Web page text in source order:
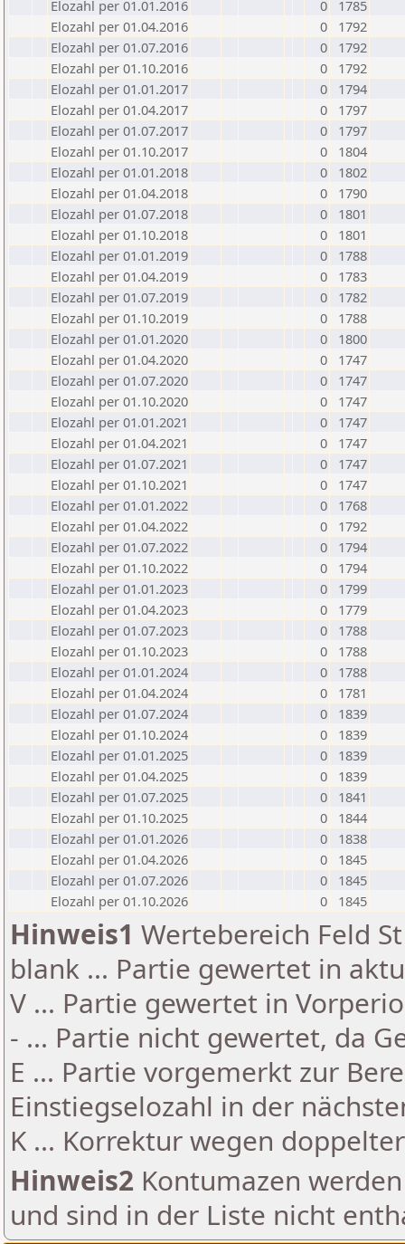
Elozahl per 01.01.2016
0
1785
Elozahl per 01.04.2016
0
1792
Elozahl per 01.07.2016
0
1792
Elozahl per 01.10.2016
0
1792
Elozahl per 01.01.2017
0
1794
Elozahl per 01.04.2017
0
1797
Elozahl per 01.07.2017
0
1797
Elozahl per 01.10.2017
0
1804
Elozahl per 01.01.2018
0
1802
Elozahl per 01.04.2018
0
1790
Elozahl per 01.07.2018
0
1801
Elozahl per 01.10.2018
0
1801
Elozahl per 01.01.2019
0
1788
Elozahl per 01.04.2019
0
1783
Elozahl per 01.07.2019
0
1782
Elozahl per 01.10.2019
0
1788
Elozahl per 01.01.2020
0
1800
Elozahl per 01.04.2020
0
1747
Elozahl per 01.07.2020
0
1747
Elozahl per 01.10.2020
0
1747
Elozahl per 01.01.2021
0
1747
Elozahl per 01.04.2021
0
1747
Elozahl per 01.07.2021
0
1747
Elozahl per 01.10.2021
0
1747
Elozahl per 01.01.2022
0
1768
Elozahl per 01.04.2022
0
1792
Elozahl per 01.07.2022
0
1794
Elozahl per 01.10.2022
0
1794
Elozahl per 01.01.2023
0
1799
Elozahl per 01.04.2023
0
1779
Elozahl per 01.07.2023
0
1788
Elozahl per 01.10.2023
0
1788
Elozahl per 01.01.2024
0
1788
Elozahl per 01.04.2024
0
1781
Elozahl per 01.07.2024
0
1839
Elozahl per 01.10.2024
0
1839
Elozahl per 01.01.2025
0
1839
Elozahl per 01.04.2025
0
1839
Elozahl per 01.07.2025
0
1841
Elozahl per 01.10.2025
0
1844
Elozahl per 01.01.2026
0
1838
Elozahl per 01.04.2026
0
1845
Elozahl per 01.07.2026
0
1845
Elozahl per 01.10.2026
0 1845
Hinweis1 Wertebereich Feld
blank ... Partie gewertet in
V ... Partie gewertet in
- ... Partie nicht gewertet, da
E ... Partie vorgemerkt zur
Einstiegselozahl in der
K ... Korrektur wegen
Hinweis2 Kontumazen
und sind in der Liste nicht